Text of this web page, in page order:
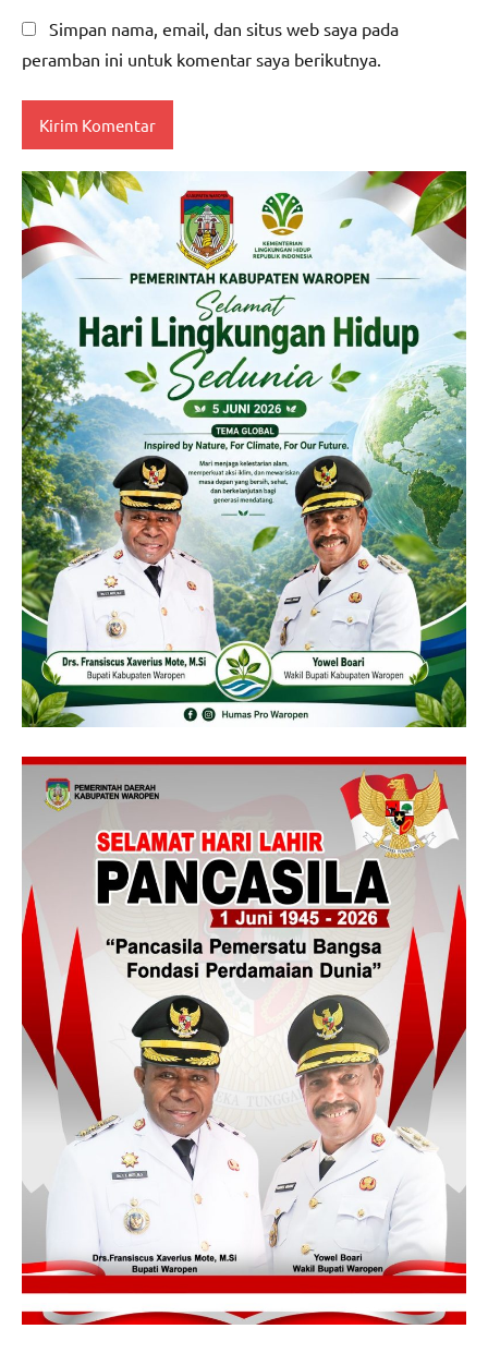
Simpan nama, email, dan situs web saya pada
peramban ini untuk komentar saya berikutnya.